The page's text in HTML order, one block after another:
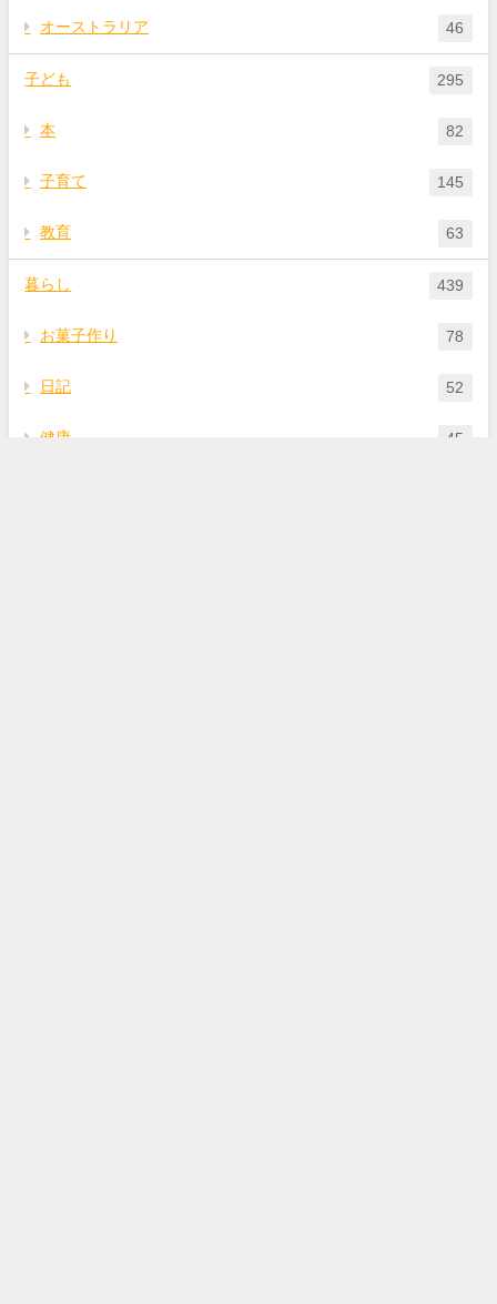
オーストラリア 46
子ども 295
本 82
子育て 145
教育 63
暮らし 439
お菓子作り 78
日記 52
健康 45